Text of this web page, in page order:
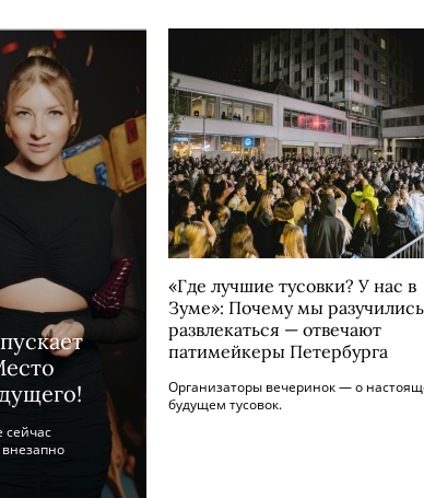
сейчас
«Где лучшие тусовки? У нас в
Зуме»: Почему мы разучились
развлекаться — отвечают
патимейкеры Петербурга
Организаторы вечеринок — о
будущем тусовок.